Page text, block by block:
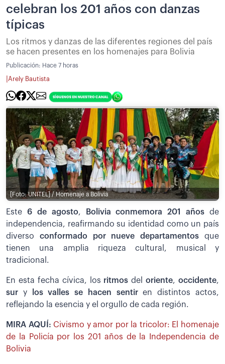
celebran los 201 años con danzas
típicas
Los ritmos y danzas de las diferentes regiones del país
se hacen presentes en los homenajes para Bolivia
Publicación: Hace 7 horas
Arely Bautista
[Foto: UNITEL] / Homenaje a Bolivia
Este 6 de agosto, Bolivia conmemora 201 años de
independencia, reafirmando su identidad como un país
diverso conformado por nueve departamentos que
tienen una amplia riqueza cultural, musical y
tradicional.
En esta fecha cívica, los ritmosdeloriente, occidente,
sur y los valles se hacen sentiren distintos actos,
reflejando la esencia y el orgullo de cada región.
MIRA AQUÍ: Civismo y amor por la tricolor: El homenaje
de la Policía por los 201 años de la Independencia de
Bolivia